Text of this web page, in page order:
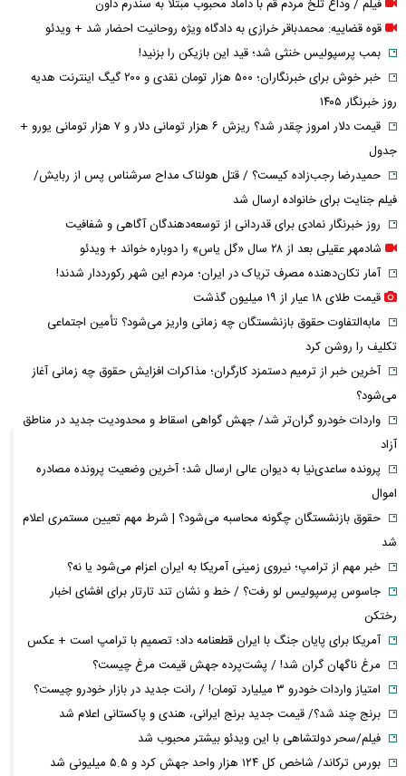
فیلم / وداع تلخ مردم قم با داماد محبوب مبتلا به سندرم داون
قوه قضاییه: محمدباقر خرازی به دادگاه ویژه روحانیت احضار شد + ویدئو
بمب پرسپولیس خنثی شد؛ قید این بازیکن را بزنید!
خبر خوش برای خبرنگاران؛ ۵۰۰ هزار تومان نقدی و ۲۰۰ گیگ اینترنت هدیه
روز خبرنگار ۱۴۰۵
قیمت دلار امروز چقدر شد؟ ریزش ۶ هزار تومانی دلار و ۷ هزار تومانی یورو +
جدول
حمیدرضا رجب‌زاده کیست؟ / قتل هولناک مداح سرشناس پس از ربایش/
فیلم جنایت برای خانواده ارسال شد
روز خبرنگار نمادی برای قدردانی از توسعه‌دهندگان آگاهی و شفافیت
شادمهر عقیلی بعد از ۲۸ سال «گل یاس» را دوباره خواند + ویدئو
آمار تکان‌دهنده مصرف تریاک در ایران؛ مردم این شهر رکورددار شدند!
قیمت طلای ۱۸ عیار از ۱۹ میلیون گذشت
مابه‌التفاوت حقوق بازنشستگان چه زمانی واریز می‌شود؟ تأمین اجتماعی
تکلیف را روشن کرد
آخرین خبر از ترمیم دستمزد کارگران؛ مذاکرات افزایش حقوق چه زمانی آغاز
می‌شود؟
واردات خودرو گران‌تر شد/ جهش گواهی اسقاط و محدودیت جدید در مناطق
آزاد
پرونده ساعدی‌نیا به دیوان عالی ارسال شد؛ آخرین وضعیت پرونده مصادره
اموال
حقوق بازنشستگان چگونه محاسبه می‌شود؟ | شرط مهم تعیین مستمری اعلام
شد
خبر مهم از ترامپ؛ نیروی زمینی آمریکا به ایران اعزام می‌شود یا نه؟
جاسوس پرسپولیس لو رفت؟ / خط و نشان تند تارتار برای افشای اخبار
رختکن
آمریکا برای پایان جنگ با ایران قطعنامه داد؛ تصمیم با ترامپ است + عکس
مرغ ناگهان گران شد! / پشت‌پرده جهش قیمت مرغ چیست؟
امتیاز واردات خودرو ۳ میلیارد تومان! / رانت جدید در بازار خودرو چیست؟
برنج چند شد؟/ قیمت جدید برنج ایرانی، هندی و پاکستانی اعلام شد
فیلم/سحر دولتشاهی با این ویدئو بیشتر محبوب شد
بورس ترکاند/ شاخص کل ۱۲۴ هزار واحد جهش کرد و ۵.۵ میلیونی شد